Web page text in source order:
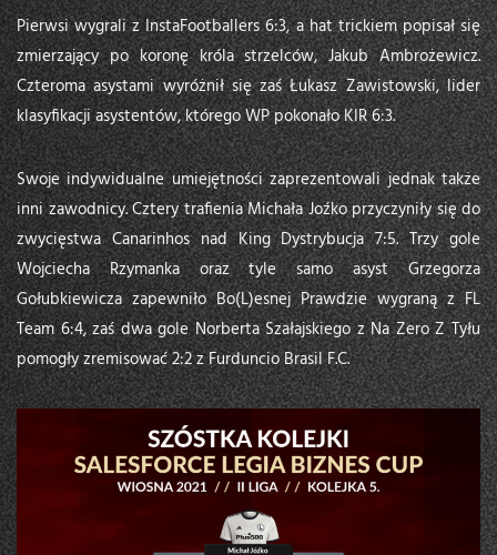
Pierwsi wygrali z InstaFootballers 6:3, a hat trickiem popisał się
zmierzający po koronę króla strzelców, Jakub Ambrożewicz.
Czteroma asystami wyróżnił się zaś Łukasz Zawistowski, lider
klasyfikacji asystentów, którego WP pokonało KIR 6:3.
Swoje indywidualne umiejętności zaprezentowali jednak także
inni zawodnicy. Cztery trafienia Michała Joźko przyczyniły się do
zwycięstwa Canarinhos nad King Dystrybucja 7:5. Trzy gole
Wojciecha Rzymanka oraz tyle samo asyst Grzegorza
Gołubkiewicza zapewniło Bo(L)esnej Prawdzie wygraną z FL
Team 6:4, zaś dwa gole Norberta Szałajskiego z Na Zero Z Tyłu
pomogły zremisować 2:2 z Furduncio Brasil F.C.